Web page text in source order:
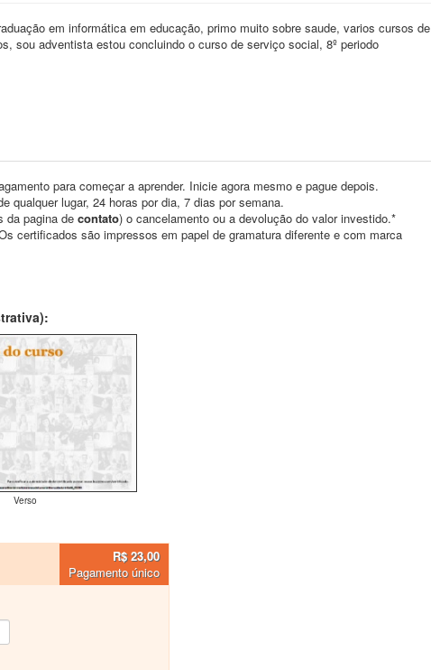
em informática em educação, primo muito sobre saude, varios cursos de
sou adventista estou concluindo o curso de serviço social, 8º periodo
para começar a aprender. Inicie agora mesmo e pague depois.
qualquer lugar, 24 horas por dia, 7 dias por semana.
da pagina de contato) o cancelamento ou a devolução do valor investido.*
certificados são impressos em papel de gramatura diferente e com marca
Verso
R$ 23,00
Pagamento único